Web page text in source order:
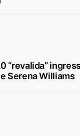
“revalida”
Serena Williams